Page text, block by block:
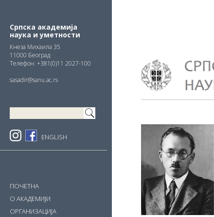
primary
navigation
main
content
primary
sidebar
Српска академија
наука и уметности
Кнезa Михаила 35
11000 Београд
Телефон: +381(0)11 2027-100
sasadir@sanu.ac.rs
ENGLISH
ПОЧЕТНА
О АКАДЕМИЈИ
ОРГАНИЗАЦИЈА